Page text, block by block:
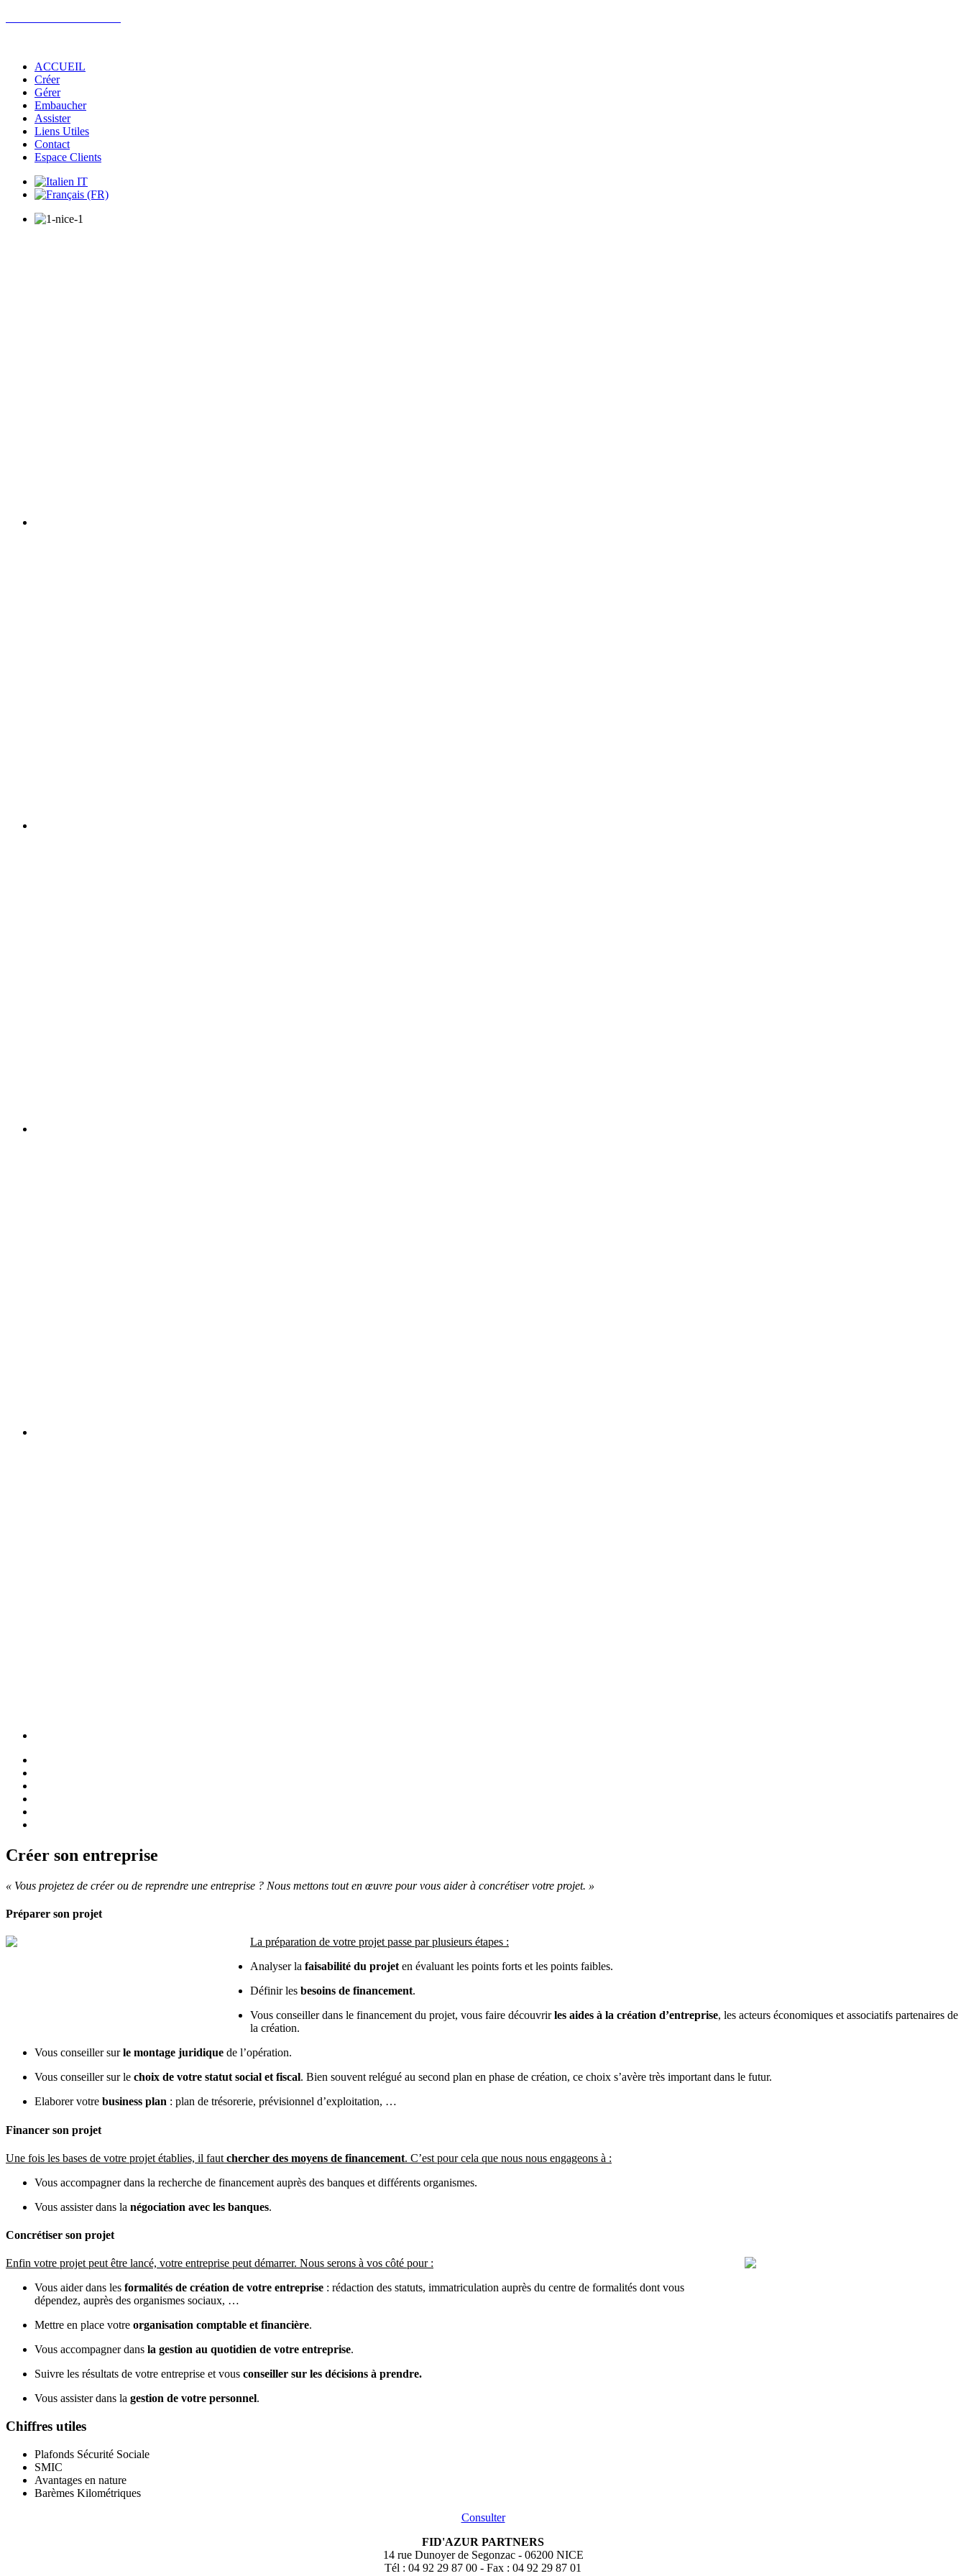
ACCUEIL
Créer
Gérer
Embaucher
Assister
Liens Utiles
Contact
Espace Clients
Créer son entreprise
« Vous projetez de créer ou de reprendre une entreprise ? Nous mettons tout en œuvre pour vous aider à concrétiser votre projet. »
Préparer son projet
La préparation de votre projet passe par plusieurs étapes :
Analyser la faisabilité du projet en évaluant les points forts et les points faibles.
Définir les besoins de financement.
Vous conseiller dans le financement du projet, vous faire découvrirles aides à la création d’entreprise, les acteurs économiques et associatifs partenaires de
la création.
Vous conseiller surle montage juridique de l’opération.
Vous conseiller sur le choix de votre statut social et fiscal. Bien souvent relégué au second plan en phase de création, ce choix s’avère très important dans le futur.
Elaborer votre business plan : plan de trésorerie, prévisionnel d’exploitation, …
Financer son projet
Une fois les bases de votre projet établies, il faut chercher des moyens de financement. C’est pour cela que nous nous engageons à :
Vous accompagner dans la recherche de financement auprès des banques et différents organismes.
Vous assister dans la négociation avec les banques.
Concrétiser son projet
Enfin votre projet peut être lancé, votre entreprise peut démarrer. Nous serons à vos côté pour :
Vous aider dans les formalités de création de votre entreprise : rédaction des statuts, immatriculation auprès du centre de formalités dont vous
dépendez, auprès des organismes sociaux, …
Mettre en place votre organisation comptable et financière.
Vous accompagner dans la gestion au quotidien de votre entreprise.
Suivre les résultats de votre entreprise et vous conseiller sur les décisions à prendre.
Vous assister dans la gestion de votre personnel.
Chiffres utiles
Plafonds Sécurité Sociale
SMIC
Avantages en nature
Barèmes Kilométriques
Consulter
FID'AZUR PARTNERS
14 rue Dunoyer de Segonzac - 06200 NICE
Tél : 04 92 29 87 00 - Fax : 04 92 29 87 01